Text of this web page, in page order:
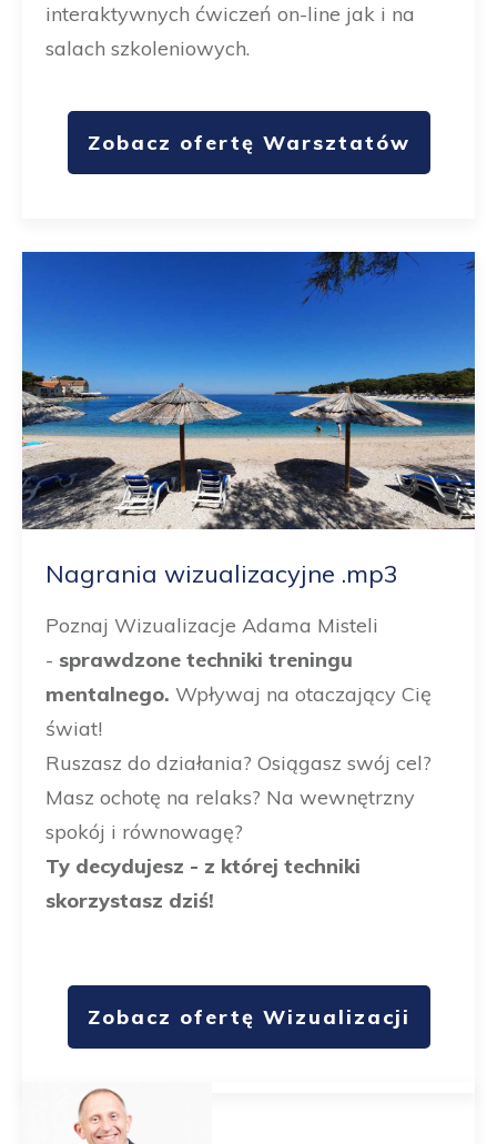
interaktywnych ćwiczeń on-line jak i na
salach szkoleniowych.
Zobacz ofertę Warsztatów
Nagrania wizualizacyjne .mp3
Poznaj Wizualizacje Adama Misteli
- sprawdzone techniki treningu
mentalnego. Wpływaj na otaczający Cię
świat!
Ruszasz do działania? Osiągasz swój cel?
Masz ochotę na relaks? Na wewnętrzny
spokój i równowagę?
Ty decydujesz - z której techniki
skorzystasz dziś!
Zobacz ofertę Wizualizacji